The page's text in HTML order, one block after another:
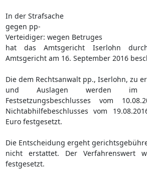
In der Strafsache
gegen pp-
Verteidiger: wegen Betruges
hat das Amtsgericht Iserlohn
Amtsgericht am 16. September 2016
Die dem Rechtsanwalt pp., Iserlohn, zu
und Auslagen werden im
Festsetzungsbeschlusses vom
Nichtabhilfebeschlusses vom
Euro festgesetzt.
Die Entscheidung ergeht
nicht erstattet. Der Verfahrenswert
festgesetzt.